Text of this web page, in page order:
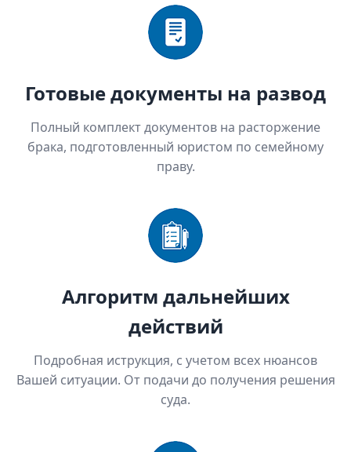
Готовые документы на развод
Полный комплект документов на расторжение
брака, подготовленный юристом по семейному
праву.
Алгоритм дальнейших
действий
Подробная иструкция, с учетом всех нюансов
Вашей ситуации. От подачи до получения решения
суда.